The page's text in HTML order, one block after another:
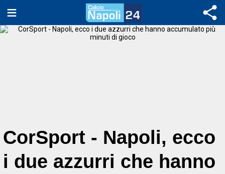
CorSport - Napoli, ecco
i due azzurri che hanno